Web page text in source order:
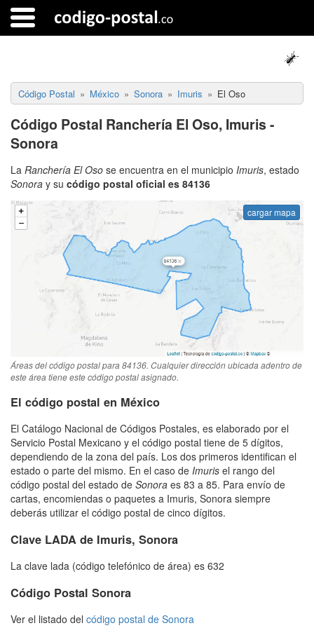
Código Postal México Sonora Imuris El Oso
Código Postal Ranchería El Oso, Imuris -
Sonora
La Ranchería El Oso se encuentra en el municipio Imuris, estado
Sonora y su código postal oficial es 84136
cargar mapa
Áreas del código postal para 84136. Cualquier dirección ubicada adentro de
este área tiene este código postal asignado.
El código postal en México
El Catálogo Nacional de Códigos Postales, es elaborado por el
Servicio Postal Mexicano y el código postal tiene de 5 dígitos,
dependiendo de la zona del país. Los dos primeros identifican el
estado o parte del mismo. En el caso de Imuris el rango del
código postal del estado de Sonora es 83 a 85. Para envío de
cartas, encomiendas o paquetes a Imuris, Sonora siempre
deberás utilizar el código postal de cinco dígitos.
Clave LADA de Imuris, Sonora
La clave lada (código telefónico de área) es 632
Código Postal Sonora
Ver el listado del código postal de Sonora